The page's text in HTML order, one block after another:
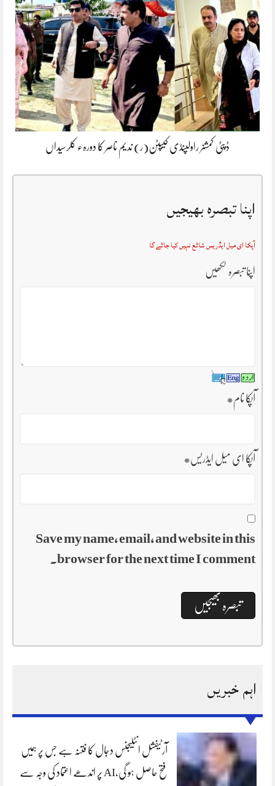
ڈپٹی کمشنر راولپنڈی کیپٹن(ر) ندیم ناصر کا دورہء کلرسیداں
اپنا تبصرہ بھیجیں
آپکا ای میل ایڈریس شائع نہیں کیا جائے گا
اپنا تبصرہ لکھیں
آپکا نام*
آپکا ای میل ایڈریس*
Save my name, email, and website in this
browser for the next time I comment.
اہم خبریں
آرٹیفشل انٹلیجنس دجال کا فتنہ ہے جس پر ہمیں
فتح حاصل ہو گی،AI پر اندھے اعتماد کی وجہ سے